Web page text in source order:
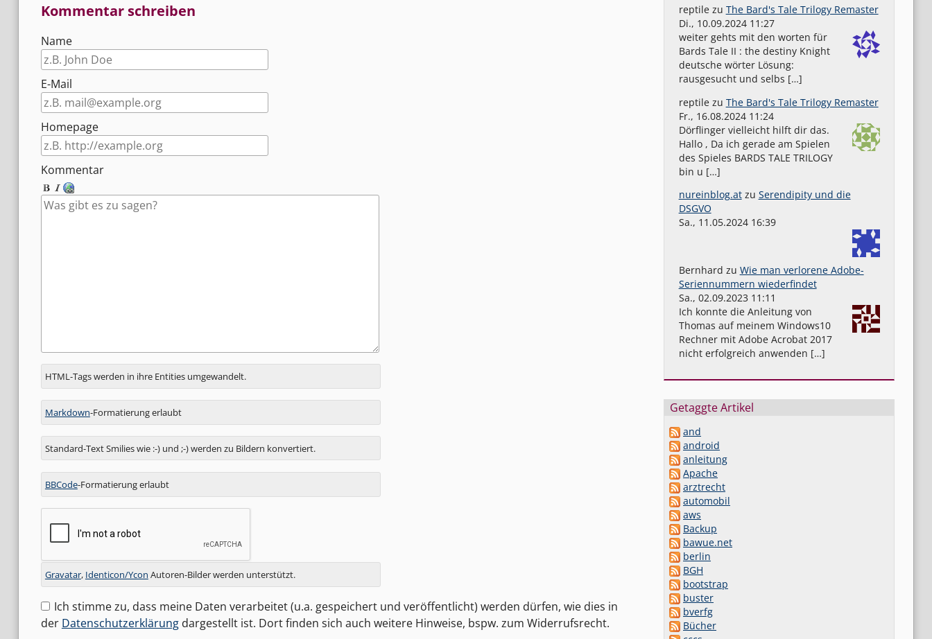
Kommentar schreiben
Name
E-Mail
Homepage
Kommentar
Antwort
zu
HTML-Tags werden in ihre Entities umgewandelt.
Markdown-Formatierung erlaubt
Standard-Text Smilies wie :-) und ;-) werden zu Bildern konvertiert.
BBCode-Formatierung erlaubt
Gravatar, Identicon/Ycon Autoren-Bilder werden unterstützt.
Ich stimme zu, dass meine Daten verarbeitet (u.a. gespeichert und veröffentlicht) werden dürfen, wie dies in
der Datenschutzerklärungdargestellt ist. Dort finden sich auch weitere Hinweise, bspw. zum Widerrufsrecht.
reptilezu The Bard's Tale Trilogy Remaster
Di., 10.09.2024 11:27
weiter gehts mit den worten für
Bards Tale II : the destiny Knight
deutsche wörter Lösung:
rausgesucht und selbs […]
reptilezu The Bard's Tale Trilogy Remaster
Fr., 16.08.2024 11:24
Dörflinger vielleicht hilft dir das.
Hallo , Da ich gerade am Spielen
des Spieles BARDS TALE TRILOGY
bin u […]
nureinblog.atzu Serendipity und die
DSGVO
Sa., 11.05.2024 16:39
Bernhard zu Wie man verlorene Adobe-
Seriennummern wiederfindet
Sa., 02.09.2023 11:11
Ich konnte die Anleitung von
Thomas auf meinem Windows10
Rechner mit Adobe Acrobat 2017
nicht erfolgreich anwenden […]
Getaggte Artikel
and
android
anleitung
Apache
arztrecht
automobil
aws
Backup
bawue.net
berlin
BGH
bootstrap
buster
bverfg
Bücher